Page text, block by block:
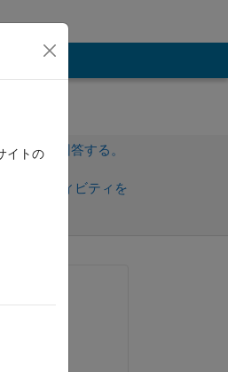
質問に回答する。
てアクティビティを
イトの